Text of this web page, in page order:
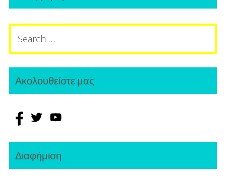
Sidebar
Search
for:
Ακολουθείστε μας
Διαφήμιση